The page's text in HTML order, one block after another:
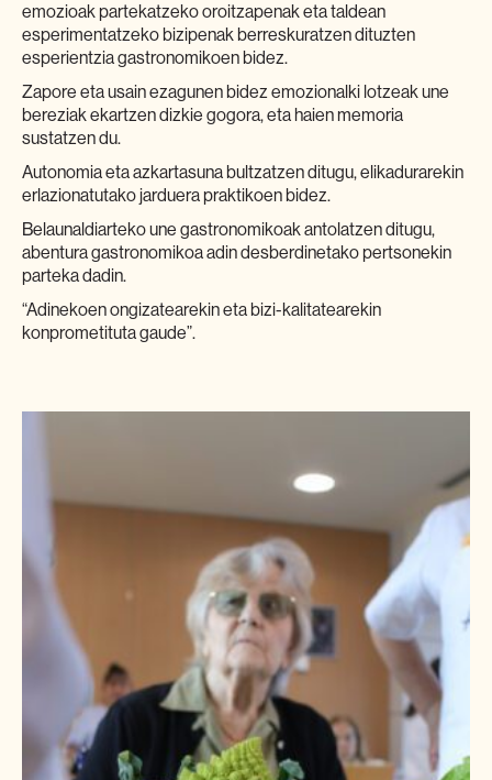
emozioak partekatzeko oroitzapenak eta taldean
esperimentatzeko bizipenak berreskuratzen dituzten
esperientzia gastronomikoen bidez.
Zapore eta usain ezagunen bidez emozionalki lotzeak une
bereziak ekartzen dizkie gogora, eta haien memoria
sustatzen du.
Autonomia eta azkartasuna bultzatzen ditugu, elikadurarekin
erlazionatutako jarduera praktikoen bidez.
Belaunaldiarteko une gastronomikoak antolatzen ditugu,
abentura gastronomikoa adin desberdinetako pertsonekin
parteka dadin.
“Adinekoen ongizatearekin eta bizi-kalitatearekin
konprometituta gaude”.